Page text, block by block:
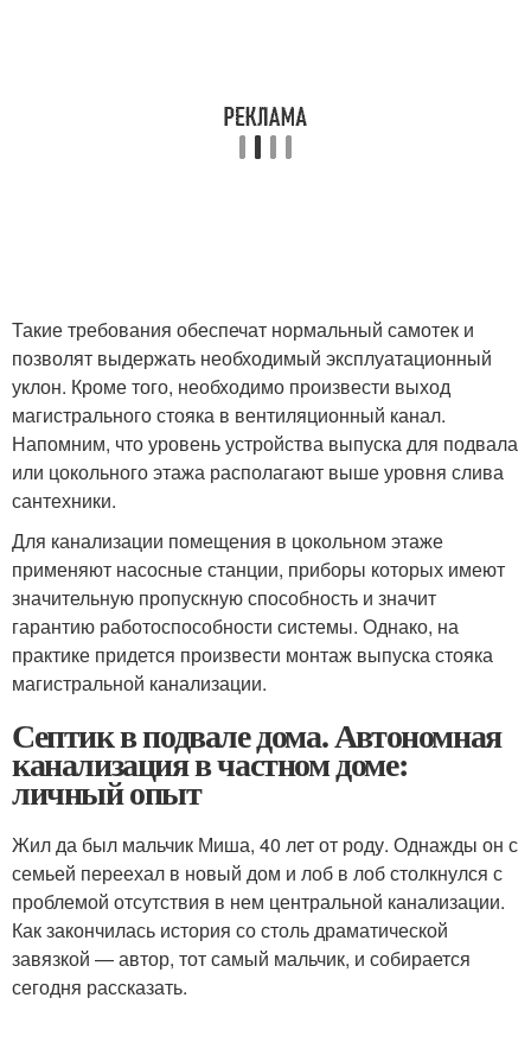
Такие требования обеспечат нормальный самотек и
позволят выдержать необходимый эксплуатационный
уклон. Кроме того, необходимо произвести выход
магистрального стояка в вентиляционный канал.
Напомним, что уровень устройства выпуска для подвала
или цокольного этажа располагают выше уровня слива
сантехники.
Для канализации помещения в цокольном этаже
применяют насосные станции, приборы которых имеют
значительную пропускную способность и значит
гарантию работоспособности системы. Однако, на
практике придется произвести монтаж выпуска стояка
магистральной канализации.
Септик в подвале дома. Автономная
канализация в частном доме:
личный опыт
Жил да был мальчик Миша, 40 лет от роду. Однажды он с
семьей переехал в новый дом и лоб в лоб столкнулся с
проблемой отсутствия в нем центральной канализации.
Как закончилась история со столь драматической
завязкой — автор, тот самый мальчик, и собирается
сегодня рассказать.